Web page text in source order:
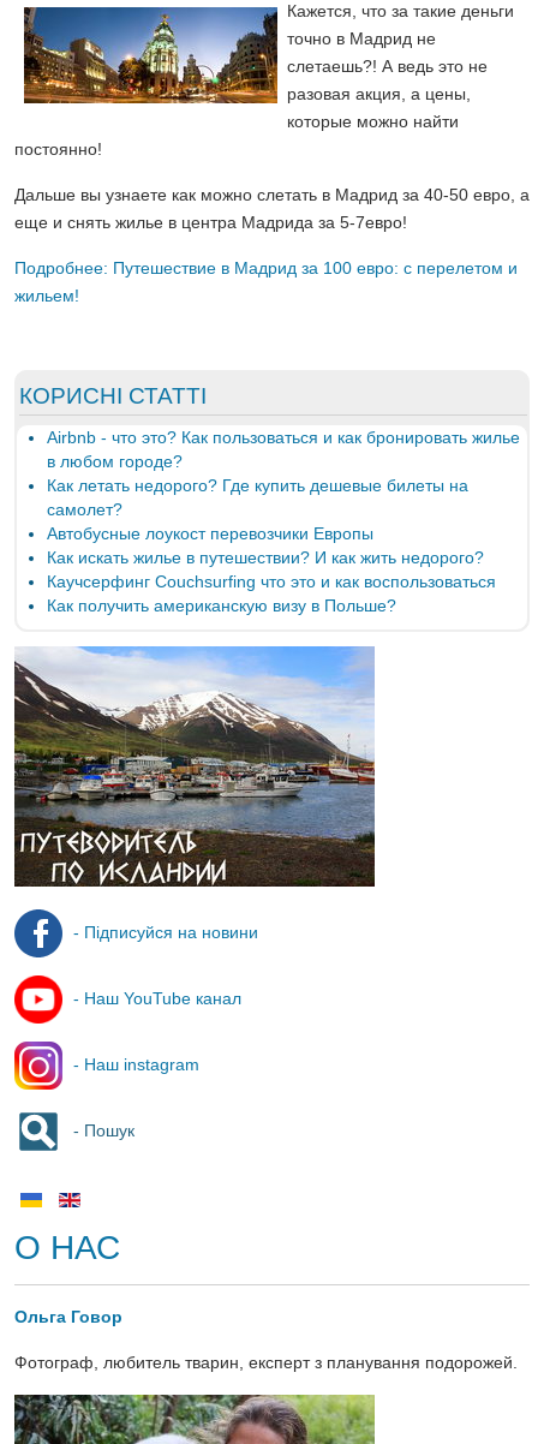
Кажется, что за такие деньги
точно в Мадрид не
слетаешь?! А ведь это не
разовая акция, а цены,
которые можно найти
постоянно!
Дальше вы узнаете как можно слетать в Мадрид за 40-50 евро, а
еще и снять жилье в центра Мадрида за 5-7евро!
Подробнее: Путешествие в Мадрид за 100 евро: с перелетом и
жильем!
КОРИСНІ СТАТТІ
Airbnb - что это? Как пользоваться и как бронировать жилье
в любом городе?
Как летать недорого? Где купить дешевые билеты на
самолет?
Автобусные лоукост перевозчики Европы
Как искать жилье в путешествии? И как жить недорого?
Каучсерфинг Couchsurfing что это и как воспользоваться
Как получить американскую визу в Польше?
- Підписуйся на новини
- Наш YouTube канал
- Наш instagram
- Пошук
О НАС
Ольга Говор
Фотограф, любитель тварин, експерт з планування подорожей.